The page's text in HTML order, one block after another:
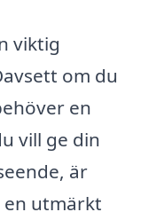
viktig
om du
en
vill ge din
är
utmärkt